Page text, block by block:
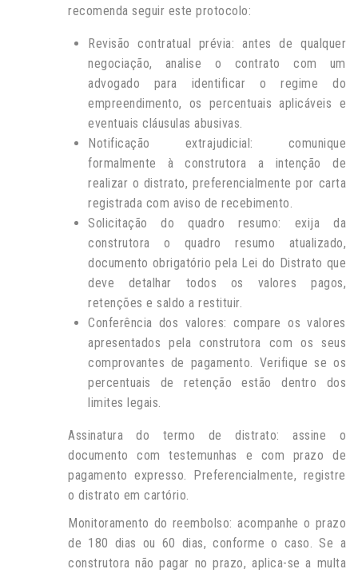
recomenda seguir este protocolo:
Revisão contratual prévia: antes de qualquer
negociação, analise o contrato com um
advogado para identificar o regime do
empreendimento, os percentuais aplicáveis e
eventuais cláusulas abusivas.
Notificação extrajudicial: comunique
formalmente à construtora a intenção de
realizar o distrato, preferencialmente por carta
registrada com aviso de recebimento.
Solicitação do quadro resumo: exija da
construtora o quadro resumo atualizado,
documento obrigatório pela Lei do Distrato que
deve detalhar todos os valores pagos,
retenções e saldo a restituir.
Conferência dos valores: compare os valores
apresentados pela construtora com os seus
comprovantes de pagamento. Verifique se os
percentuais de retenção estão dentro dos
limites legais.
Assinatura do termo de distrato: assine o
documento com testemunhas e com prazo de
pagamento expresso. Preferencialmente, registre
o distrato em cartório.
Monitoramento do reembolso: acompanhe o prazo
de 180 dias ou 60 dias, conforme o caso. Se a
construtora não pagar no prazo, aplica-se a multa